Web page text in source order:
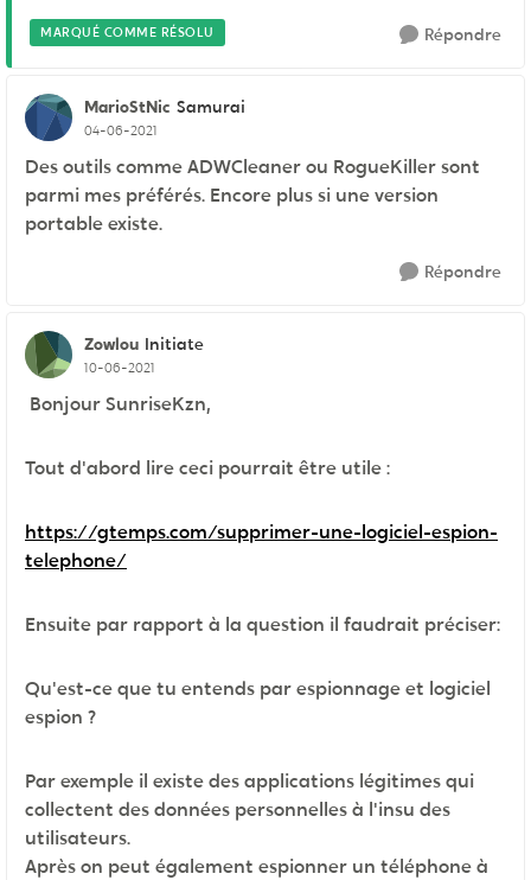
MARQUÉ COMME RÉSOLU Répondre
MarioStNic Samurai
04-06-2021
Des outils comme ADWCleaner ou RogueKiller sont
parmi mes préférés. Encore plus si une version
portable existe.
Répondre
Zowlou Initiate
10-06-2021
Bonjour SunriseKzn,
Tout d'abord lire ceci pourrait être utile :
https://gtemps.com/supprimer-une-logiciel-espion-
telephone/
Ensuite par rapport à la question il faudrait préciser:
Qu'est-ce que tu entends par espionnage et logiciel
espion ?
Par exemple il existe des applications légitimes qui
collectent des données personnelles à l'insu des
utilisateurs.
Après on peut également espionner un téléphone à